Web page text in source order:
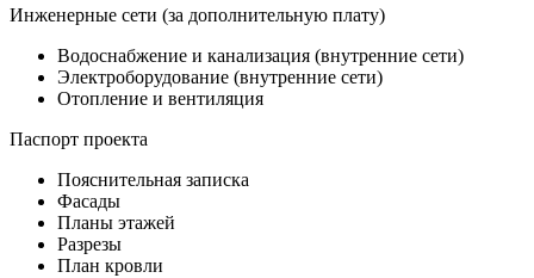
Инженерные сети (за дополнительную плату)
Водоснабжение и канализация (внутренние сети)
Электроборудование (внутренние сети)
Отопление и вентиляция
Паспорт проекта
Пояснительная записка
Фасады
Планы этажей
Разрезы
План кровли